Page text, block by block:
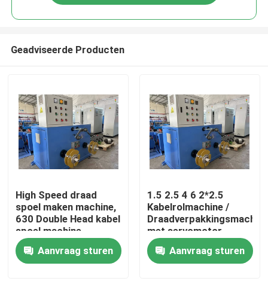
Thuis
Geadviseerde Producten
High Speed draad
spoel maken machine,
630 Double Head kabel
spoel machine
Aanvraag sturen
1.5 2.5 4 6 2*2.5
Kabelrolmachine /
Draadverpakkingsmachine
met servomotor
Aanvraag sturen